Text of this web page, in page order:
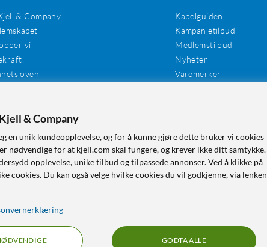
& Company
vi
Kabelguiden
Kampanjetilbud
Medlemstilbud
Nyheter
Varemerker
& Company
en unik kundeopplevelse, og for å kunne gjøre dette bruker vi cookies
nødvendige for at kjell.com skal fungere, og krever ikke ditt samtykke.
opplevelse, unike tilbud og tilpassede annonser. Ved å klikke på
cookies. Du kan også velge hvilke cookies du vil godkjenne, via lenken
GODTA ALLE